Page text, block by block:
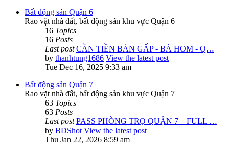
Bất động sản Quận 6
Rao vặt nhà đất, bất động sản khu vực Quận 6
16 Topics
16 Posts
Last post CẦN TIỀN BÁN GẤP - BÀ HOM - Q…
by thanhtung1686 View the latest post
Tue Dec 16, 2025 9:33 am
Bất động sản Quận 7
Rao vặt nhà đất, bất động sản khu vực Quận 7
63 Topics
63 Posts
Last post PASS PHÒNG TRỌ QUẬN 7 – FULL …
by BDShot View the latest post
Thu Jan 22, 2026 8:59 am